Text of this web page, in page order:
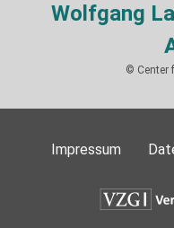
Wolfgang
© Center
Impressum